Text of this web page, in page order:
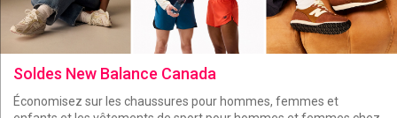
Soldes New Balance Canada
Économisez sur les chaussures pour hommes, femmes et